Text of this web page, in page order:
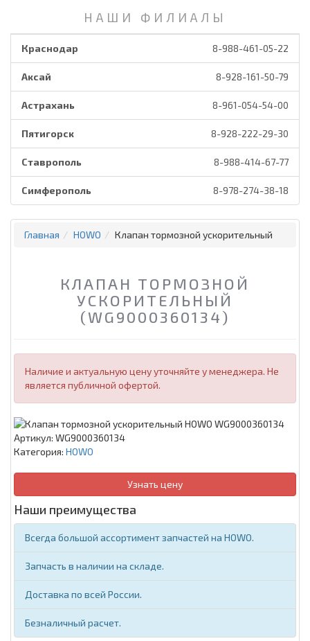
НАШИ ФИЛИАЛЫ
Краснодар 8-988-461-05-22
Аксай 8-928-161-50-79
Астрахань 8-961-054-54-00
Пятигорск 8-928-222-29-30
Ставрополь 8-988-414-67-77
Симферополь 8-978-274-38-18
Главная HOWO Клапан тормозной ускорительный
КЛАПАН ТОРМОЗНОЙ
УСКОРИТЕЛЬНЫЙ
(WG9000360134)
Наличие и актуальную цену уточняйте у менеджера. Не
является публичной офертой.
Артикул: WG9000360134
Категория: HOWO
Узнать цену
Наши преимущества
Всегда большой ассортимент запчастей на HOWO.
Запчасть в наличии на складе.
Доставка по всей России.
Безналичный расчет.